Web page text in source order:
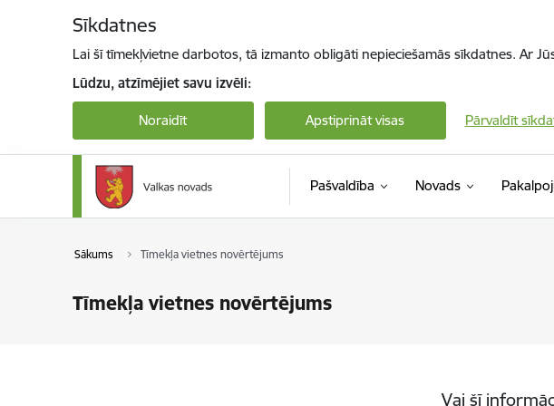
Sīkdatnes
Lai šī tīmekļvietne darbotos, tā izmanto obligāti nepieciešamās sīkdatnes. Ar
Lūdzu, atzīmējiet savu izvēli:
Noraidīt Apstiprināt visas Pārvaldīt
Pašvaldība Novads
Sākums Tīmekļa vietnes novērtējums
Tīmekļa vietnes novērtējums
Vai šī